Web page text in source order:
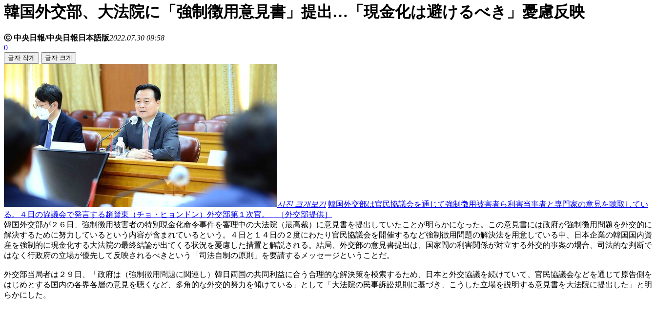
韓国外交部、大法院に「強制徴用意見書」提出…「現金化は避けるべき」憂慮反映
ⓒ 中央日報/中央日報日本語版2022.07.30 09:58
0
글자 작게 글자 크게
사진 크게보기 韓国外交部は官民協議会を通じて強制徴用被害者ら利害当事者と専門家の意見を聴取してい
る。４日の協議会で発言する趙賢東（チョ・ヒョンドン）外交部第１次官。 ［外交部提供］
韓国外交部が２６日、強制徴用被害者の特別現金化命令事件を審理中の大法院（最高裁）に意見書を提出していたことが明らかになった。この意見書には政府が強制徴用問題を外交的に
解決するために努力しているという内容が含まれているという。４日と１４日の２度にわたり官民協議会を開催するなど強制徴用問題の解決法を用意している中、日本企業の韓国国内資
産を強制的に現金化する大法院の最終結論が出てくる状況を憂慮した措置と解説される。結局、外交部の意見書提出は、国家間の利害関係が対立する外交的事案の場合、司法的な判断で
はなく行政府の立場が優先して反映されるべきという「司法自制の原則」を要請するメッセージということだ。
外交部当局者は２９日、「政府は（強制徴用問題に関連し）韓日両国の共同利益に合う合理的な解決策を模索するため、日本と外交協議を続けていて、官民協議会などを通じて原告側を
はじめとする国内の各界各層の意見を聴くなど、多角的な外交的努力を傾けている」として「大法院の民事訴訟規則に基づき、こうした立場を説明する意見書を大法院に提出した」と明
らかにした。